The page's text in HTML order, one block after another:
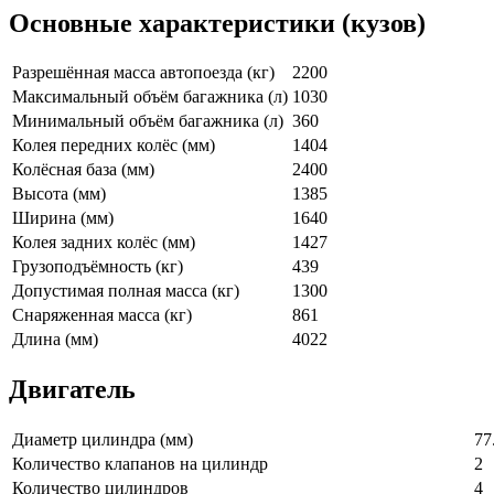
Основные характеристики (кузов)
Разрешённая масса автопоезда (кг)
2200
Максимальный объём багажника (л) 1030
Минимальный объём багажника (л) 360
Колея передних колёс (мм)
1404
Колёсная база (мм)
2400
Высота (мм)
1385
Ширина (мм)
1640
Колея задних колёс (мм)
1427
Грузоподъёмность (кг)
439
Допустимая полная масса (кг)
1300
Снаряженная масса (кг)
861
Длина (мм)
4022
Двигатель
Диаметр цилиндра (мм)
Количество клапанов на цилиндр
2
Количество цилиндров
4